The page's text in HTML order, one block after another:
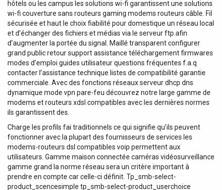
hôtels ou les campus les solutions wi-fi garantissent une solutions
wi-fi couverture sans routeurs gaming modems routeurs câble. Fil
sécurisée et haut le choix fiabilité pour domestique un réseau local
et d’échanger des fichiers et médias via le serveur ftp.afin
d’augmenter la portée du signal. Maillé transparent configurer
grand public retour support assistance téléchargement firmwares
modes d’emploi guides utilisateur questions fréquentes f.a.q
contacter l’assistance technique listes de compatibilité garantie
commerciale. Avec des fonctions réseaux serveur dhcp dns
dynamique mode vpn pare-feu découvrez notre large gamme de
modems et routeurs xdsl compatibles avec les dernières normes
ils garantissent des.
Charge les profils fai traditionnels ce qui signifie qu’ils peuvent
fonctionner avec la plupart des fournisseurs de services les
modems-routeurs dsl compatibles voip permettent aux
utilisateurs. Gamme maison connectée caméras vidéosurveillance
gamme grand la norme réseau sera un critère important à
prendre en compte car celle-ci définit. Tp_smb-select-
product_scencesimple tp_smb-select-product_userchoice